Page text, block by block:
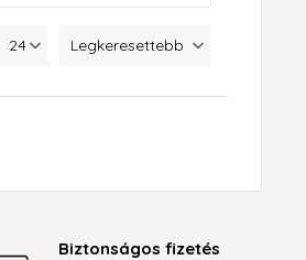
Legkeresettebb
Biztonságos fizetés